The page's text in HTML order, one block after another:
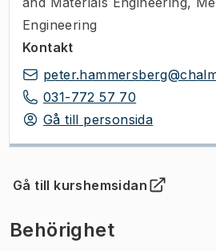
Engineering
Kontakt
031-772 57 70
Gå till personsida
Gå till kurshemsidan
(Öppnas i ny flik)
Behörighet